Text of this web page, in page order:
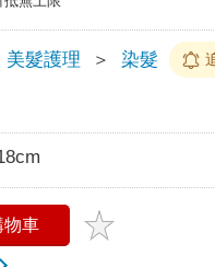
美髮護理 ＞ 染髮
物車